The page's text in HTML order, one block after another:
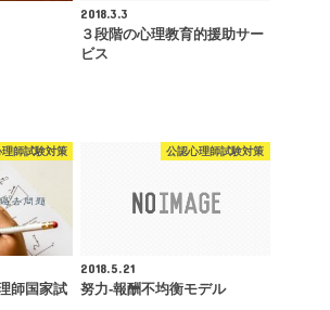
2018.3.3
３段階の心理教育的援助サー
ビス
師試験対策
師国家試
公認心理師試験対策
2018.5.21
努力-報酬不均衡モデル